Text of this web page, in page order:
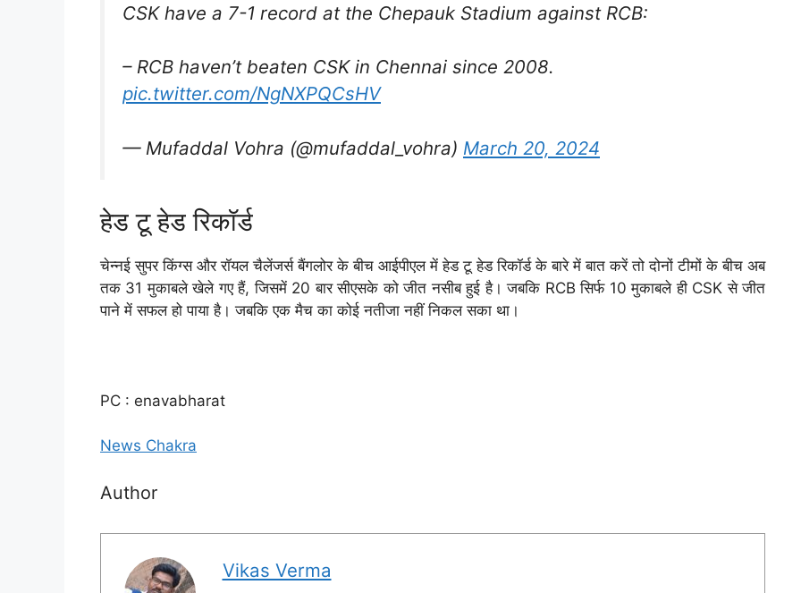
CSK have a 7-1 record at the Chepauk Stadium against RCB:
– RCB haven’t beaten CSK in Chennai since 2008.
pic.twitter.com/NgNXPQCsHV
— Mufaddal Vohra (@mufaddal_vohra) March 20, 2024
हेड टू हेड रिकॉर्ड
चेन्नई सुपर किंग्स और रॉयल चैलेंजर्स बैंगलोर के बीच आईपीएल में हेड टू हेड रिकॉर्ड के बारे में बात करें तो दोनों टीमों के बीच अब
तक 31 मुकाबले खेले गए हैं, जिसमें 20 बार सीएसके को जीत नसीब हुई है। जबकि RCB सिर्फ 10 मुकाबले ही CSK से जीत
पाने में सफल हो पाया है। जबकि एक मैच का कोई नतीजा नहीं निकल सका था।
PC : enavabharat
News Chakra
Author
Vikas Verma